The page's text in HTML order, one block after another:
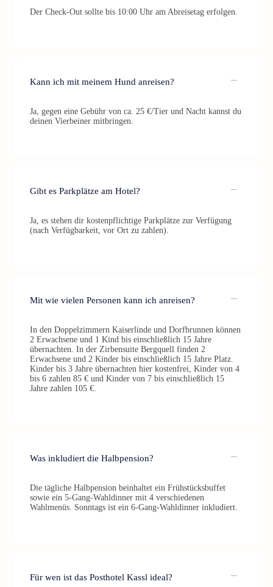
Der Check-Out sollte bis 10:00 Uhr am Abreisetag erfolgen.
Kann ich mit meinem Hund anreisen?
Ja, gegen eine Gebühr von ca. 25 €/Tier und Nacht kannst du
deinen Vierbeiner mitbringen.
Gibt es Parkplätze am Hotel?
Ja, es stehen dir kostenpflichtige Parkplätze zur Verfügung
(nach Verfügbarkeit, vor Ort zu zahlen).
Mit wie vielen Personen kann ich anreisen?
In den Doppelzimmern Kaiserlinde und Dorfbrunnen können
2 Erwachsene und 1 Kind bis einschließlich 15 Jahre
übernachten. In der Zirbensuite Bergquell finden 2
Erwachsene und 2 Kinder bis einschließlich 15 Jahre Platz.
Kinder bis 3 Jahre übernachten hier kostenfrei, Kinder von 4
bis 6 zahlen 85 € und Kinder von 7 bis einschließlich 15
Jahre zahlen 105 €.
Was inkludiert die Halbpension?
Die tägliche Halbpension beinhaltet ein Frühstücksbuffet
sowie ein 5-Gang-Wahldinner mit 4 verschiedenen
Wahlmenüs. Sonntags ist ein 6-Gang-Wahldinner inkludiert.
Für wen ist das Posthotel Kassl ideal?